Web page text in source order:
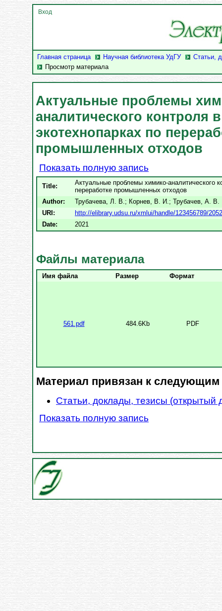
Главная страница Научная библиотека УдГУ
Статьи,
Просмотр материала
Вход
Актуальные проблемы
аналитического контроля в
экотехнопарках по
промышленных отходов
Показать полную запись
Title:
Актуальные проблемы химико-аналитического
переработке промышленных отходов
Author:
Трубачева, Л. В.; Корнев, В. И.; Трубачев, А. В.
URI:
http://elibrary.udsu.ru/xmlui/handle/123456789/
Date:
2021
Файлы материала
Имя файла Размер Формат
561.pdf 484.6Kb PDF
Материал привязан к следующим
Статьи, доклады, тезисы (открытый
Показать полную запись